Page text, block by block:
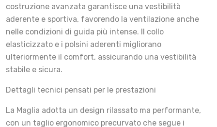
costruzione avanzata garantisce una vestibilità
aderente e sportiva, favorendo la ventilazione anche
nelle condizioni di guida più intense. Il collo
elasticizzato e i polsini aderenti migliorano
ulteriormente il comfort, assicurando una vestibilità
stabile e sicura.
Dettagli tecnici pensati per le prestazioni
La Maglia adotta un design rilassato ma performante,
con un taglio ergonomico precurvato che segue i